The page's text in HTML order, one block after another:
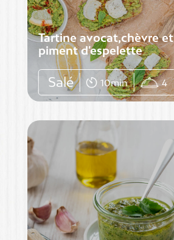
Tartine avocat,chèvre et
piment d'espelette
Salé 10min 4